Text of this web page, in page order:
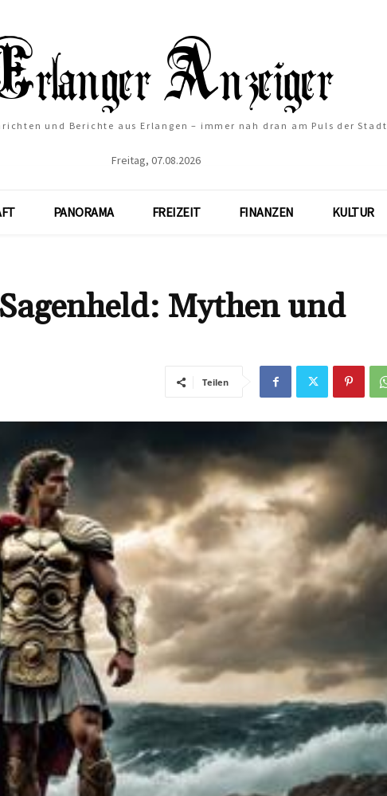
und Berichte aus Erlangen – immer nah dran am Puls der Stadt
Freitag, 07.08.2026
PANORAMA FREIZEIT FINANZEN KULTUR
Mythen und
Teilen